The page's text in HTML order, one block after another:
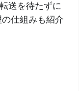
送を待たずに
仕組みも紹介